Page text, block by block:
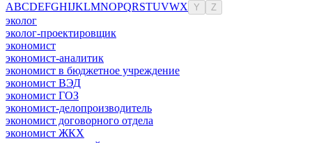
ABCDEFGHIJKLMNOPQRSTUVWX Y Z
эколог
эколог-проектировщик
экономист
экономист-аналитик
экономист в бюджетное учреждение
экономист ВЭД
экономист ГОЗ
экономист-делопроизводитель
экономист договорного отдела
экономист ЖКХ